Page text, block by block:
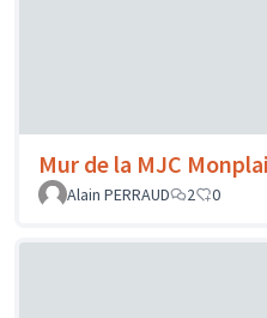
Mur de la MJC
Alain PERRAUD
2 0